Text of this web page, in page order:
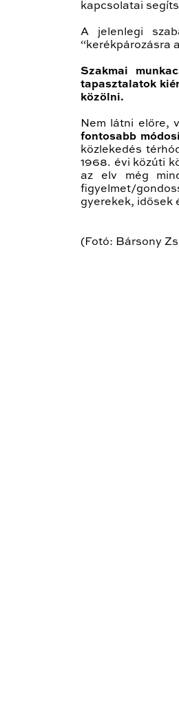
kapcsolatai
A jelenlegi
“kerékpározásra
Szakmai
tapasztalatok
közölni.
Nem látni előre,
fontosabb
közlekedés
1968. évi közúti
az elv még
figyelmet/
gyerekek, idősek
(Fotó: Bársony